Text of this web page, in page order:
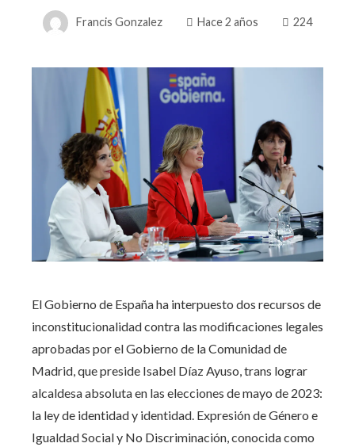
Francis Gonzalez Hace 2 años 224
El Gobierno de España ha interpuesto dos recursos de
inconstitucionalidad contra las modificaciones legales
aprobadas por el Gobierno de la Comunidad de
Madrid, que preside Isabel Díaz Ayuso, trans lograr
alcaldesa absoluta en las elecciones de mayo de 2023:
la ley de identidad y identidad. Expresión de Género e
Igualdad Social y No Discriminación, conocida como